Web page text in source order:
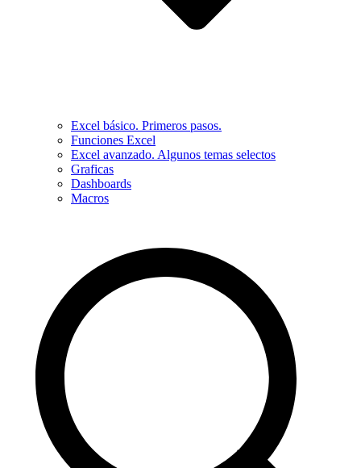
Excel básico. Primeros pasos.
Funciones Excel
Excel avanzado. Algunos temas selectos
Graficas
Dashboards
Macros